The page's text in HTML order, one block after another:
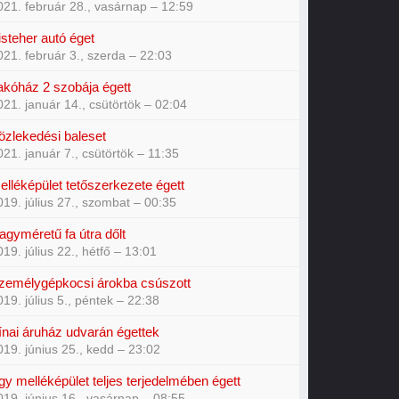
február 28., vasárnap – 12:59
autó éget
február 3., szerda – 22:03
2 szobája égett
január 14., csütörtök – 02:04
baleset
január 7., csütörtök – 11:35
tetőszerkezete égett
július 27., szombat – 00:35
fa útra dőlt
július 22., hétfő – 13:01
árokba csúszott
július 5., péntek – 22:38
áruház udvarán égettek
június 25., kedd – 23:02
melléképület teljes terjedelmében égett